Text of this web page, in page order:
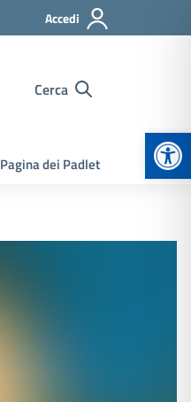
Accedi
Cerca
Pagina dei Padlet